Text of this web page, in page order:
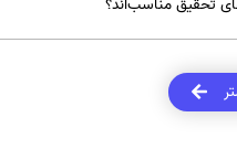
باید اعتبار و صحت اطلاعات را
ارجاع دهید.